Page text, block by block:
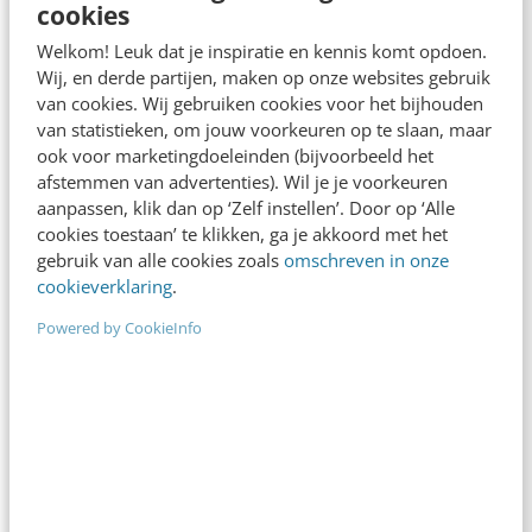
cookies
Welkom! Leuk dat je inspiratie en kennis komt opdoen.
Wij, en derde partijen, maken op onze websites gebruik
van cookies. Wij gebruiken cookies voor het bijhouden
van statistieken, om jouw voorkeuren op te slaan, maar
ook voor marketingdoeleinden (bijvoorbeeld het
afstemmen van advertenties). Wil je je voorkeuren
aanpassen, klik dan op ‘Zelf instellen’. Door op ‘Alle
cookies toestaan’ te klikken, ga je akkoord met het
gebruik van alle cookies zoals omschreven in onze
cookieverklaring.
Powered by CookieInfo
'wettelijke…
Oliver de Leeuw· 13 jaar geleden